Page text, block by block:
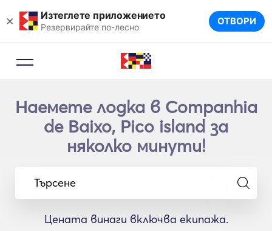
× Изтеглете приложението
Резервирайте по-лесно ОТВОРИ
Наемете лодка в Companhia
de Baixo, Pico island за
няколко минути!
Търсене
Цената винаги включва екипажа.